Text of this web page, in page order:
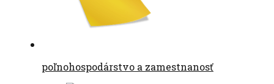
poľnohospodárstvo a zamestnanosť